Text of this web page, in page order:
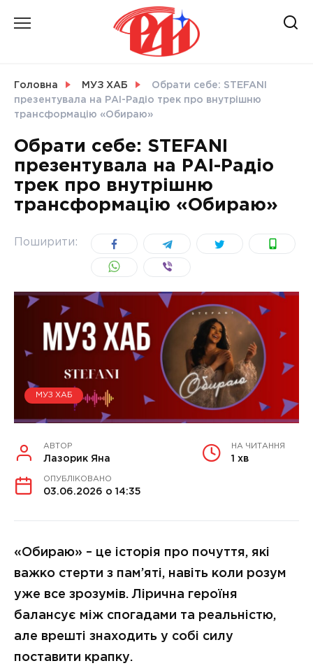
СВІТ
УКРАЇНА
Головна МУЗ ХАБ
Обрати себе: STEFANI
презентувала на РАІ-Радіо трек про внутрішню
трансформацію «Обираю»
Обрати себе: STEFANI
презентувала на РАІ-Радіо
трек про внутрішню
трансформацію «Обираю»
Поширити:
МУЗ ХАБ
АВТОР
Лазорик Яна
НА ЧИТАННЯ
1 хв
ОПУБЛІКОВАНО
03.06.2026 о 14:35
«Обираю» – це історія про почуття, які
важко стерти з пам’яті, навіть коли розум
уже все зрозумів. Лірична героїня
балансує між спогадами та реальністю,
але врешті знаходить у собі силу
поставити крапку.